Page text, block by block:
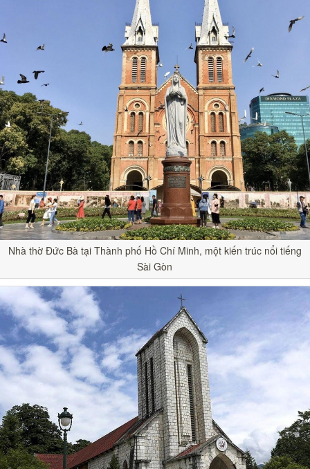
Nhà thờ Đức Bà tại Thành phố Hồ Chí Minh, một kiến trúc nổi tiếng
Sài Gòn